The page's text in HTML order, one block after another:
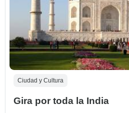
Ciudad y Cultura
Gira por toda la India